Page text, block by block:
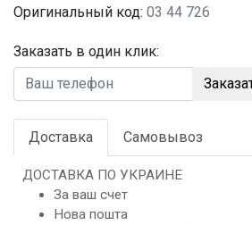
Оригинальный код: 03 44 726
Заказать в один клик:
Доставка Самовывоз
ДОСТАВКА ПО УКРАИНЕ
За ваш счет
Нова пошта